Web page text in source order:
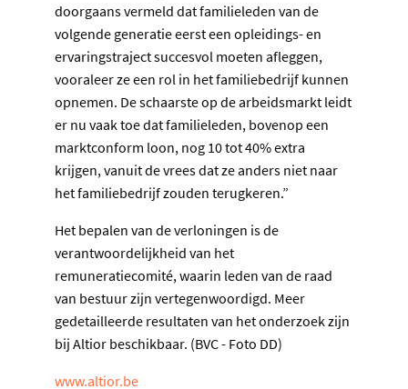
doorgaans vermeld dat familieleden van de
volgende generatie eerst een opleidings- en
ervaringstraject succesvol moeten afleggen,
vooraleer ze een rol in het familiebedrijf kunnen
opnemen. De schaarste op de arbeidsmarkt leidt
er nu vaak toe dat familieleden, bovenop een
marktconform loon, nog 10 tot 40% extra
krijgen, vanuit de vrees dat ze anders niet naar
het familiebedrijf zouden terugkeren.”
Het bepalen van de verloningen is de
verantwoordelijkheid van het
remuneratiecomité, waarin leden van de raad
van bestuur zijn vertegenwoordigd. Meer
gedetailleerde resultaten van het onderzoek zijn
bij Altior beschikbaar. (BVC - Foto DD)
www.altior.be